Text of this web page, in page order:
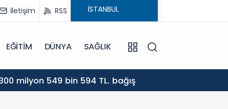
İletişim RSS
EĞİTİM DÜNYA SAĞLIK
milyon 549 bin 594 TL. bağış